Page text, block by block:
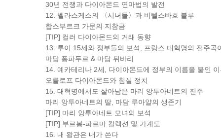
30년 전쟁과 다이아몬드 연마법의 발전
12. 벨라스케스의 〈시녀들〉과 비텔스바흐 블루
합스부르크 가문의 지참금
[TIP] 컬러 다이아몬드의 거래 동향
13. 루이 15세와 정부들의 보석, 프랑스 대혁명의 전주곡
마담 퐁파두르 & 마담 뒤바리
14. 예카테리나 2세, 다이아몬드에 정부의 이름을 붙인
오를로프 다이아몬드와 침실 정치
15. 대혁명에서도 살아남은 마리 앙투아네트의 진주
마리 앙투아네트의 딸, 마담 루아얄의 생존기
[TIP] 마리 앙투아네트 모녀의 보석
[TIP] 부르봉-파르마 컬렉션 및 가계도
16. 내 왕관은 내가 쓴다